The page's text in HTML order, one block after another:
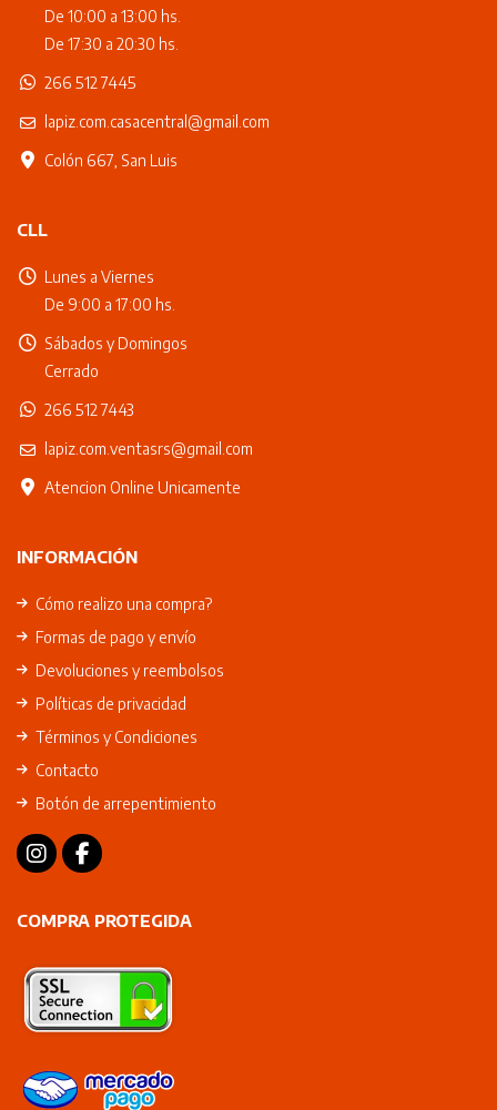
De 10:00 a 13:00 hs.
De 17:30 a 20:30 hs.
266 512 7445
lapiz.com.casacentral@gmail.com
Colón 667, San Luis
CLL
Lunes a Viernes
De 9:00 a 17:00 hs.
Sábados y Domingos
Cerrado
266 512 7443
lapiz.com.ventasrs@gmail.com
Atencion Online Unicamente
INFORMACIÓN
Cómo realizo una compra?
Formas de pago y envío
Devoluciones y reembolsos
Políticas de privacidad
Términos y Condiciones
Contacto
Botón de arrepentimiento
COMPRA PROTEGIDA